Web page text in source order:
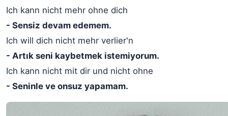
Ich kann nicht mehr ohne dich
- Sensiz devam edemem.
Ich will dich nicht mehr verlier'n
- Artık seni kaybetmek istemiyorum.
Ich kann nicht mit dir und nicht ohne
- Seninle ve onsuz yapamam.